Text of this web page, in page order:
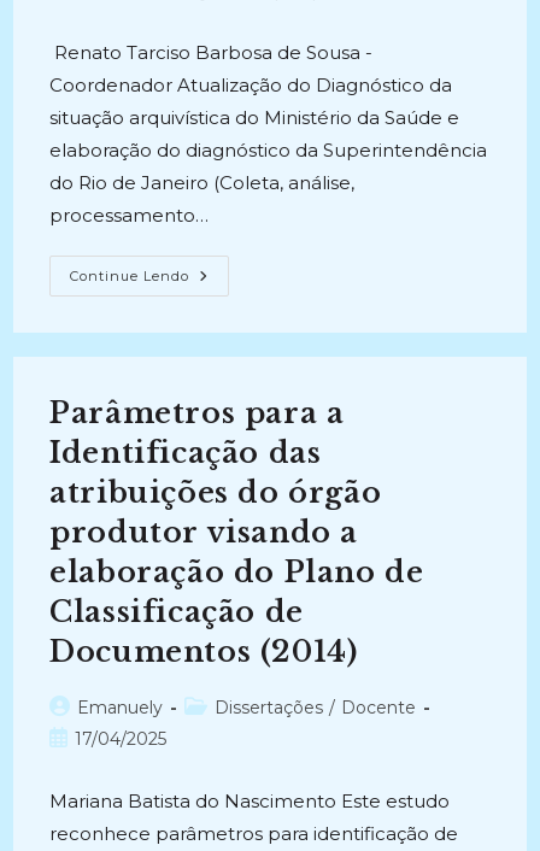
Renato Tarciso Barbosa de Sousa -
Coordenador Atualização do Diagnóstico da
situação arquivística do Ministério da Saúde e
elaboração do diagnóstico da Superintendência
do Rio de Janeiro (Coleta, análise,
processamento…
Continue Lendo GOVERNANÇA
ARQUIVÍSTICA
SAÚDE:
Avaliação
Dos
Instrumentos
De
Gestão
De
Documentos
(2024-
Atual)
Parâmetros para a
Identificação das
atribuições do órgão
produtor visando a
elaboração do Plano de
Classificação de
Documentos (2014)
Autor
do
Emanuely
Categoria
Dissertações / Docente
Post17/04/2025
Mariana Batista do Nascimento Este estudo
reconhece parâmetros para identificação de